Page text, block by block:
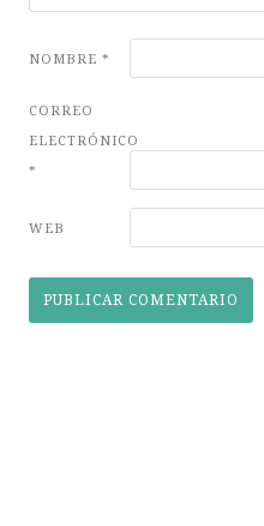
NOMBRE *
CORREO
ELECTRÓNICO
*
WEB